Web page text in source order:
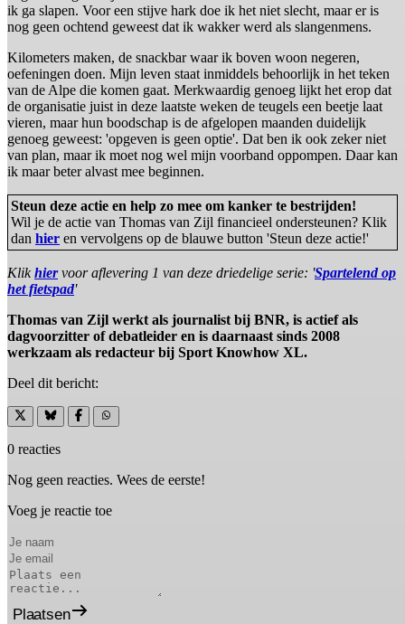
ik ga slapen. Voor een stijve hark doe ik het niet slecht, maar er is
nog geen ochtend geweest dat ik wakker werd als slangenmens.
Kilometers maken, de snackbar waar ik boven woon negeren,
oefeningen doen. Mijn leven staat inmiddels behoorlijk in het teken
van de Alpe die komen gaat. Merkwaardig genoeg lijkt het erop dat
de organisatie juist in deze laatste weken de teugels een beetje laat
vieren, maar hun boodschap is de afgelopen maanden duidelijk
genoeg geweest: 'opgeven is geen optie'. Dat ben ik ook zeker niet
van plan, maar ik moet nog wel mijn voorband oppompen. Daar kan
ik maar beter alvast mee beginnen.
Steun deze actie en help zo mee om kanker te bestrijden!
Wil je de actie van Thomas van Zijl financieel ondersteunen? Klik
dan hier en vervolgens op de blauwe button 'Steun deze actie!'
Klikhiervoor aflevering 1 van deze driedelige serie: 'Spartelend op
het fietspad'
Thomas van Zijl werkt als journalist bij BNR, is actief als
dagvoorzitter of debatleider en is daarnaast sinds 2008
werkzaam als redacteur bij Sport Knowhow XL.
Deel dit bericht:
0 reacties
Nog geen reacties. Wees de eerste!
Voeg je reactie toe
Plaatsen